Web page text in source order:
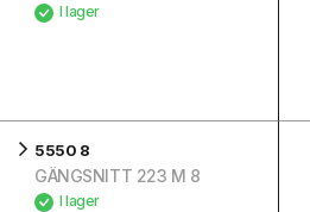
I lager
5550 8
GÄNGSNITT 223 M 8
I lager